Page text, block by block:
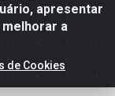
apresentar
a
de Cookies
Alegre, 2521 -